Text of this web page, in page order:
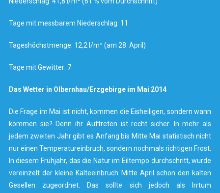
Tage mit messbarem Niederschlag: 11
Tageshöchstmenge: 12,2 l/m² (am 28. April)
Tage mit Gewitter: 7
Das Wetter in Olbernhau/Erzgebirge im Mai 2014
Die Frage im Mai ist nicht, kommen die Eisheiligen, sondern wann
kommen sie? Denn ihr Auftreten ist recht sicher. In mehr als
jedem zweiten Jahr gibt es Anfang bis Mitte Mai statistisch nicht
nur einen Temperatureinbruch, sondern nochmals richtigen Frost.
In diesem Frühjahr, das die Natur im Eiltempo durchschritt, wurde
vereinzelt der kleine Kälteeinbruch Mitte April schon den kalten
Gesellen zugeordnet. Das sollte sich jedoch als Irrtum